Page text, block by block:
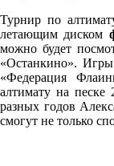
Турнир по
летающим диском
можно будет
«Останкино».
«Федерация
алтимату на
разных годов
смогут не только